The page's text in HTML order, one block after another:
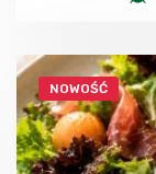
NOWOŚĆ